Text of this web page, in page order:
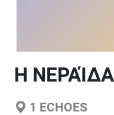
H
1 ECHOES